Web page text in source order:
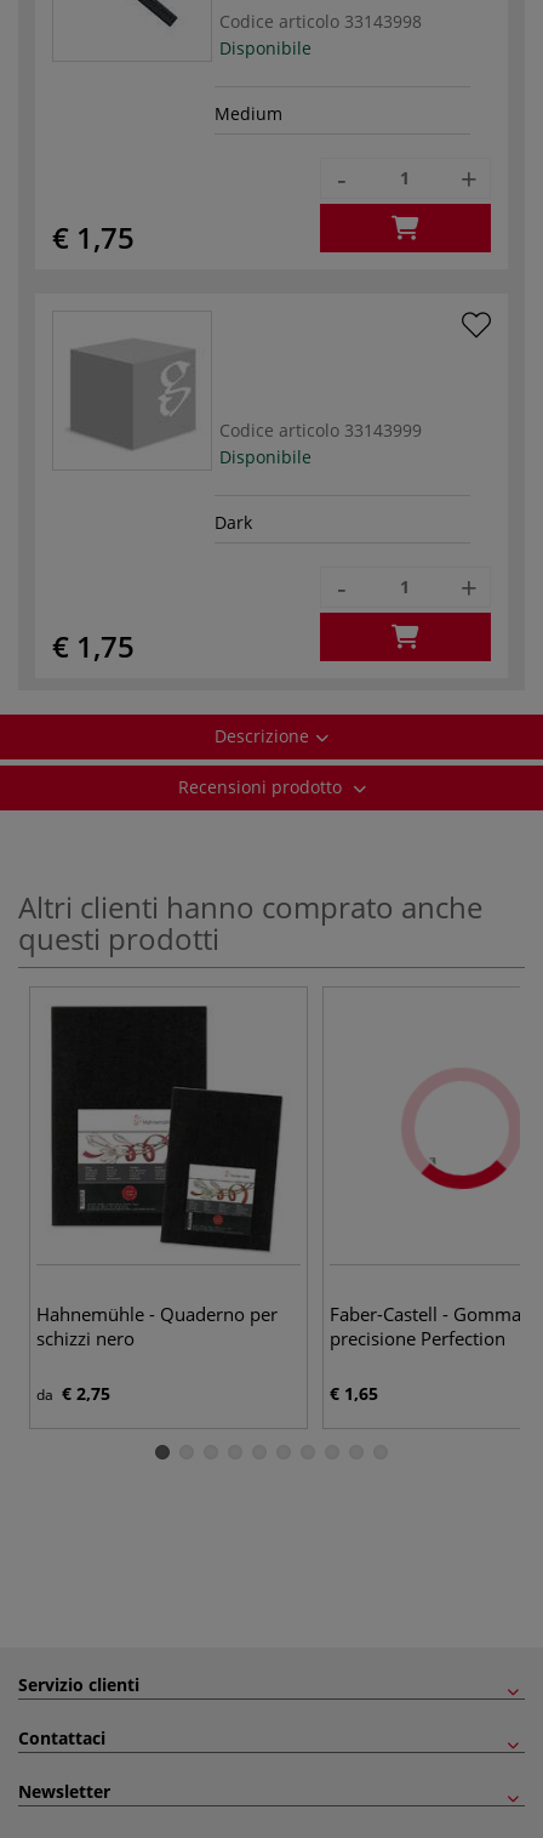
Codice articolo 33143998
Disponibile
Medium
€ 1,75
- +
Codice articolo 33143999
Disponibile
Dark
€ 1,75
- +
Descrizione
Recensioni prodotto
Altri clienti hanno comprato anche
questi prodotti
Hahnemühle - Quaderno per
schizzi nero
da € 2,75
Faber-Castell - Gomma di
precisione Perfection
€ 1,65
Servizio clienti
Contattaci
Newsletter